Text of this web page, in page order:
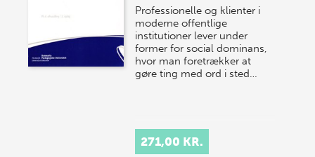
Professionelle og klienter i
moderne offentlige
institutioner lever under
former for social dominans,
hvor man foretrækker at
gøre ting med ord i sted…
271,00 KR.